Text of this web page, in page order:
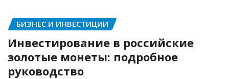
БИЗНЕС И ИНВЕСТИЦИИ
Инвестирование в российские
золотые монеты: подробное
руководство